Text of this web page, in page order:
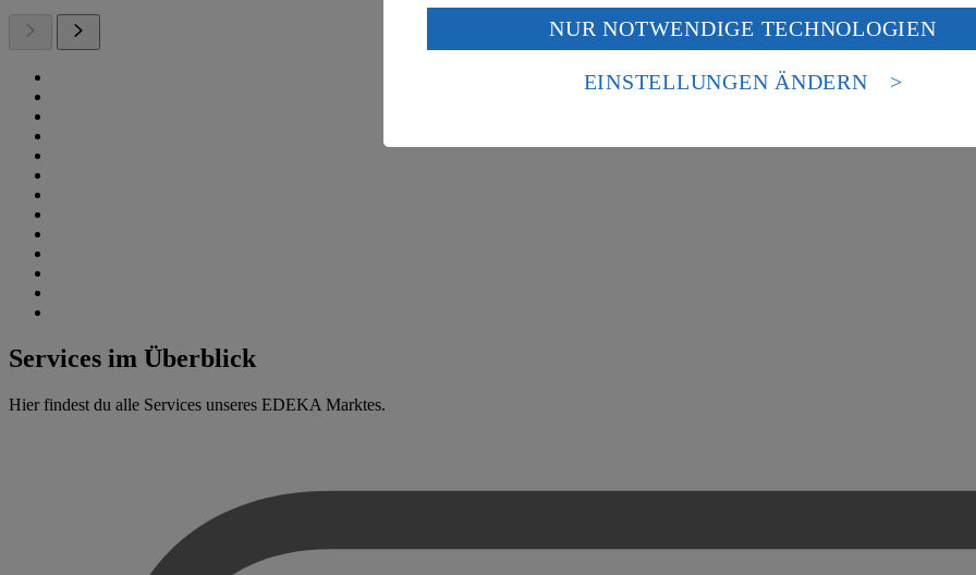
Services im Überblick
Hier findest du alle Services unseres EDEKA Marktes.
Wenn du auf „Aktivieren“ klickst, willigst du im Sinne des Art. 49 Abs. 1 Satz 1 lit.
ein, dass deine Daten in den USA verarbeitet werden. Der EuGH sieht die USA als
einem nach europäischen Standards nicht angemessenen Datenschutzniveau an. Es
Risiko eines Zugriffs durch US-amerikanische Behörden.
NUR NOTWENDIGE TECHNOLOGIEN
EINSTELLUNGEN ÄNDERN